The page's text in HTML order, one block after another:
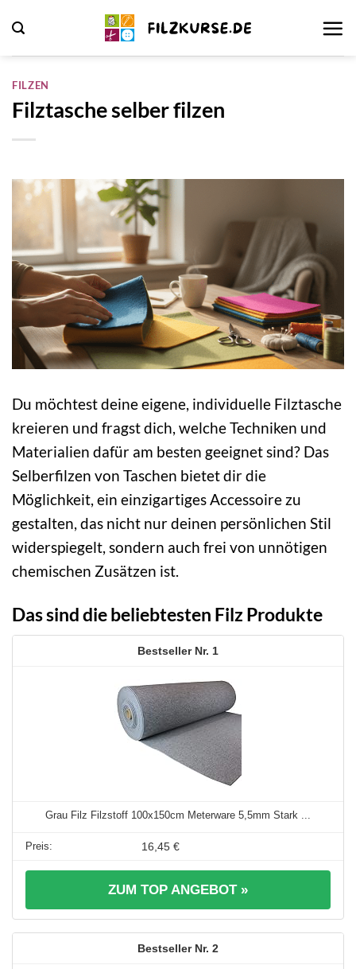
Inhalt
springen
FILZEN
Filztasche selber filzen
Du möchtest deine eigene, individuelle Filztasche
kreieren und fragst dich, welche Techniken und
Materialien dafür am besten geeignet sind? Das
Selberfilzen von Taschen bietet dir die
Möglichkeit, ein einzigartiges Accessoire zu
gestalten, das nicht nur deinen persönlichen Stil
widerspiegelt, sondern auch frei von unnötigen
chemischen Zusätzen ist.
Das sind die beliebtesten Filz Produkte
1
Grau Filz Filzstoff 100x150cm Meterware 5,5mm Stark ...
16,45 €
ZUM TOP ANGEBOT »
2